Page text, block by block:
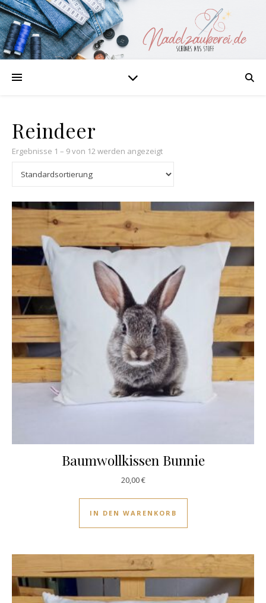
Reindeer
Ergebnisse 1 – 9 von 12 werden angezeigt
Baumwollkissen Bunnie
20,00€
IN DEN WARENKORB